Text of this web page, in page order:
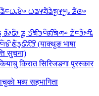
ᤐᤕᤶᤔᤠᤕᤧᤈᤢᤶᤗᤢᤱ ᤏᤠᤜᤴ
ᤏᤢ ᤍᤡᤈᤡᤋᤗᤠᤀᤡᤈᤧᤛᤴ ᤁᤠᤰᤋᤥᤛᤡᤱ
ᤇᤠᤋᤪᤒᤡᤖᤡᤋᤡ (याक्थुङ भाषा
सुचना)
किरात सिरिजङगा पुरस्कार
भब्य सहभागिता